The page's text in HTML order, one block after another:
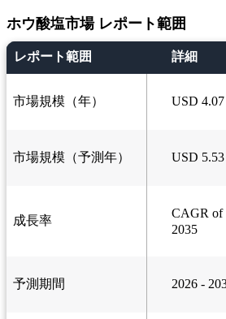
ホウ酸塩市場 レポート範囲
レポート範囲 詳細
市場規模（年） USD
市場規模（予測年） USD
成長率
CAGR of
2035
予測期間 2026 -